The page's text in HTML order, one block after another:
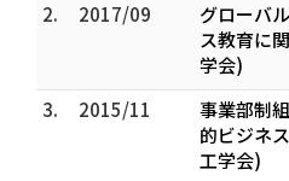
2.
2017/09
グローバ
ス教育に
学会)
3.
2015/11
事業部制
的ビジネ
工学会)